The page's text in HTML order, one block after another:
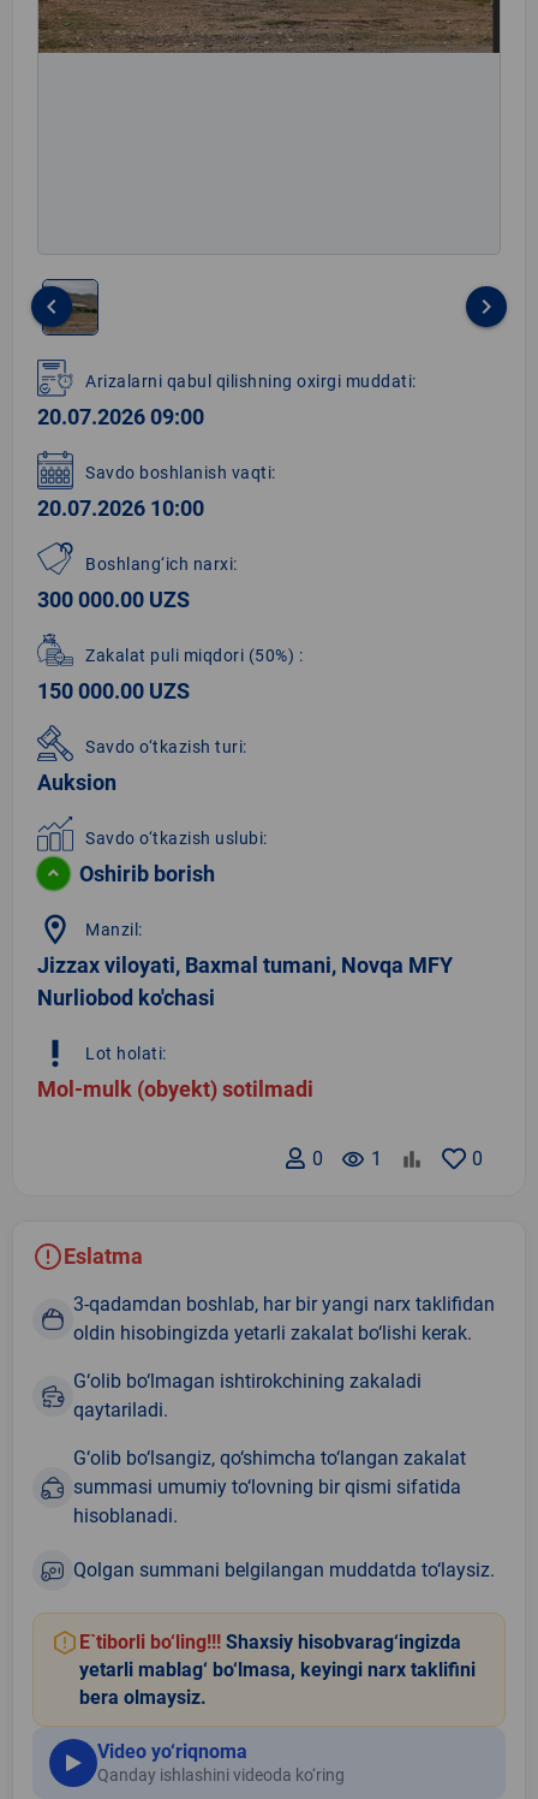
1
of
1
keyboard_arrow_left keyboard_arrow_right
Arizalarni qabul qilishning oxirgi muddati:
20.07.2026 09:00
Savdo boshlanish vaqti:
20.07.2026 10:00
Boshlang‘ich narxi:
300 000.00 UZS
Zakalat puli miqdori (50%) :
150 000.00 UZS
Savdo o‘tkazish turi:
Auksion
Savdo o‘tkazish uslubi:
Oshirib borish
location_on Manzil:
Jizzax viloyati, Baxmal tumani, Novqa MFY
Nurliobod ko'chasi
priority_high Lot holati:
Mol-mulk (obyekt) sotilmadi
0
remove_red_eye 1
0
Eslatma
3-qadamdan boshlab, har bir yangi narx taklifidan
oldin hisobingizda yetarli zakalat bo‘lishi kerak.
G‘olib bo‘lmagan ishtirokchining zakaladi
qaytariladi.
G‘olib bo‘lsangiz, qo‘shimcha to‘langan zakalat
summasi umumiy to‘lovning bir qismi sifatida
hisoblanadi.
Qolgan summani belgilangan muddatda to‘laysiz.
E`tiborli bo‘ling!!! Shaxsiy hisobvarag‘ingizda
yetarli mablag‘ bo‘lmasa, keyingi narx taklifini
bera olmaysiz.
Video yo‘riqnoma
Qanday ishlashini videoda ko‘ring